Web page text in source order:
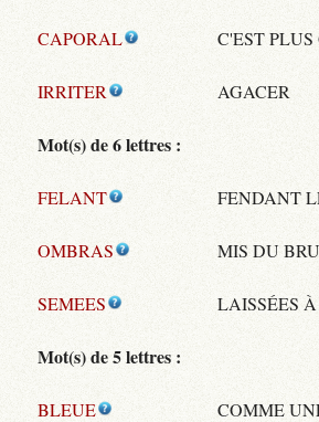
CAPORAL C'EST
IRRITER AGACER
Mot(s) de 6 lettres :
FELANT FENDANT
OMBRAS MIS DU
SEMEES LAISSÉES
Mot(s) de 5 lettres :
BLEUE COMME